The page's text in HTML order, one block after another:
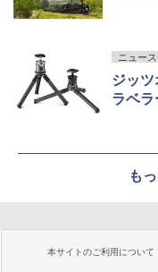
ニュース
ジッツ
ラベ
も
本サイトのご利用について